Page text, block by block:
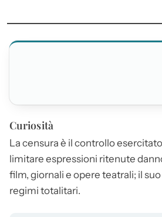
Curiosità
La censura è il controllo
limitare espressioni ritenute
film, giornali e opere teatrali; il
regimi totalitari.